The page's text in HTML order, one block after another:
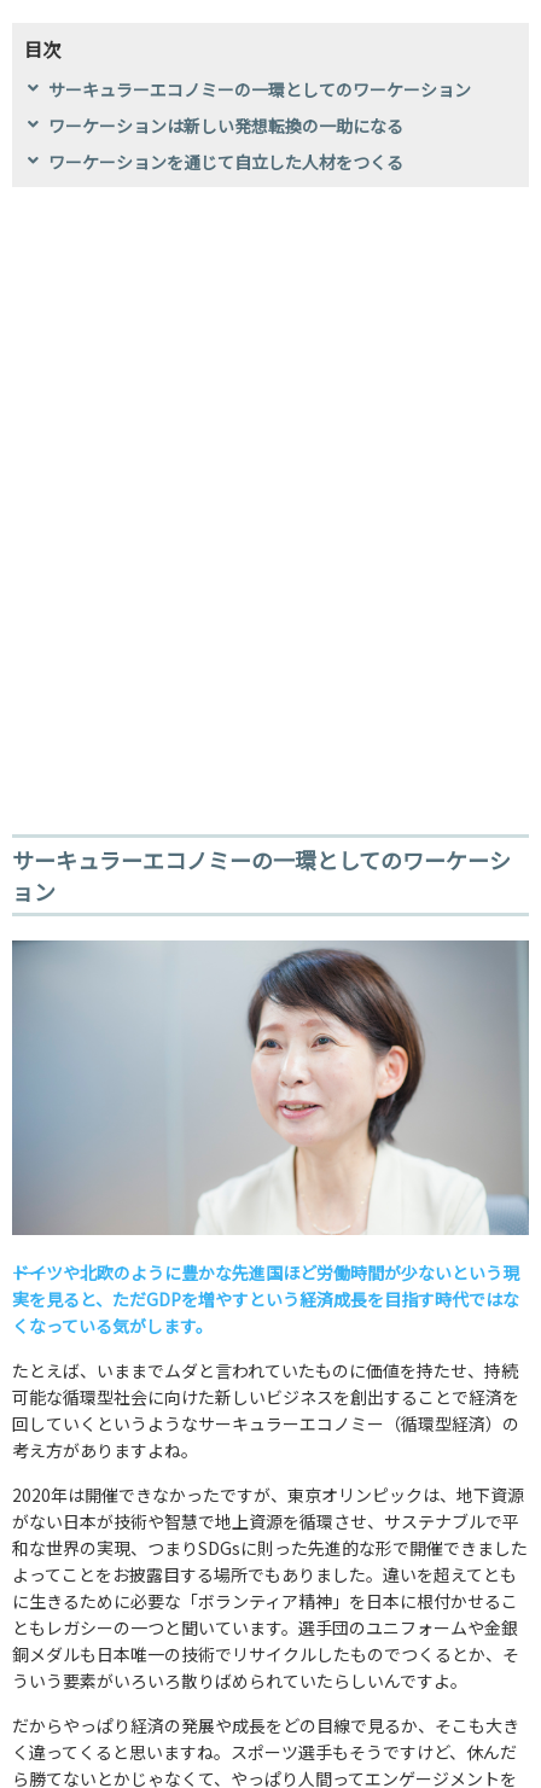
目次
サーキュラーエコノミーの一環としてのワーケーション
ワーケーションは新しい発想転換の一助になる
ワーケーションを通じて自立した人材をつくる
サーキュラーエコノミーの一環としてのワーケーシ
ョン
――ドイツや北欧のように豊かな先進国ほど労働時間が少ないという現
実を見ると、ただGDPを増やすという経済成長を目指す時代ではな
くなっている気がします。
たとえば、いままでムダと言われていたものに価値を持たせ、持続
可能な循環型社会に向けた新しいビジネスを創出することで経済を
回していくというようなサーキュラーエコノミー（循環型経済）の
考え方がありますよね。
2020年は開催できなかったですが、東京オリンピックは、地下資源
がない日本が技術や智慧で地上資源を循環させ、サステナブルで平
和な世界の実現、つまりSDGsに則った先進的な形で開催できました
よってことをお披露目する場所でもありました。違いを超えてとも
に生きるために必要な「ボランティア精神」を日本に根付かせるこ
ともレガシーの一つと聞いています。選手団のユニフォームや金銀
銅メダルも日本唯一の技術でリサイクルしたものでつくるとか、そ
ういう要素がいろいろ散りばめられていたらしいんですよ。
だからやっぱり経済の発展や成長をどの目線で見るか、そこも大き
く違ってくると思いますね。スポーツ選手もそうですけど、休んだ
ら勝てないとかじゃなくて、やっぱり人間ってエンゲージメントを